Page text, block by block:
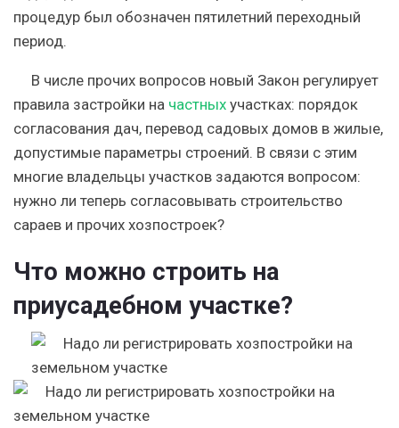
процедур был обозначен пятилетний переходный
период.
В числе прочих вопросов новый Закон регулирует
правила застройки на частных участках: порядок
согласования дач, перевод садовых домов в жилые,
допустимые параметры строений. В связи с этим
многие владельцы участков задаются вопросом:
нужно ли теперь согласовывать строительство
сараев и прочих хозпостроек?
Что можно строить на
приусадебном участке?